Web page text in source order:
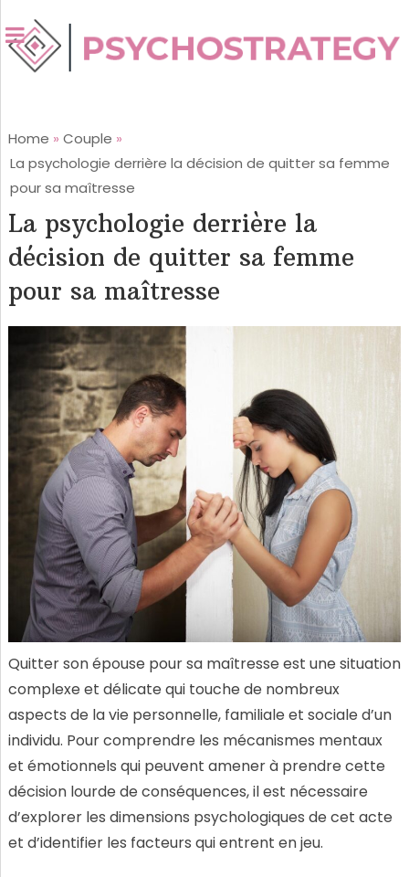
Home » Couple »
La psychologie derrière la décision de quitter sa femme
pour sa maîtresse
La psychologie derrière la
décision de quitter sa femme
pour sa maîtresse
Quitter son épouse pour sa maîtresse est une situation
complexe et délicate qui touche de nombreux
aspects de la vie personnelle, familiale et sociale d’un
individu. Pour comprendre les mécanismes mentaux
et émotionnels qui peuvent amener à prendre cette
décision lourde de conséquences, il est nécessaire
d’explorer les dimensions psychologiques de cet acte
et d’identifier les facteurs qui entrent en jeu.